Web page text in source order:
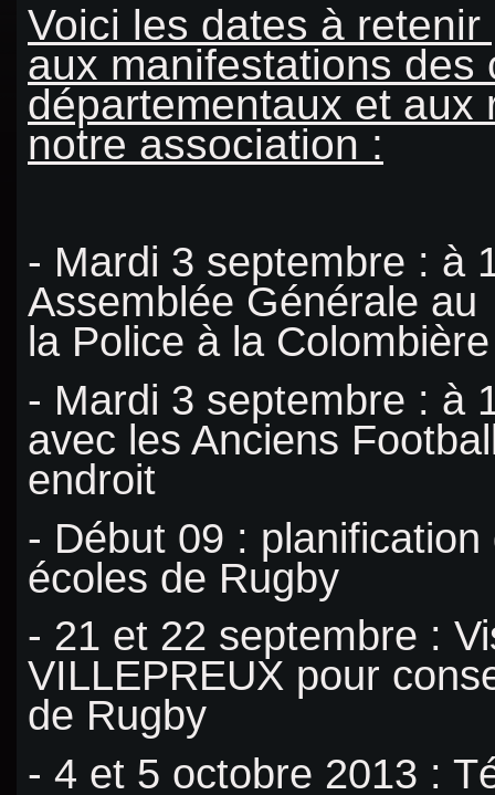
Voici les dates à
aux manifestations des
départementaux et aux
notre association :
- Mardi 3 septembre : à
Assemblée Générale
la Police à la Colombière
- Mardi 3 septembre : à
avec les Anciens
endroit
- Début 09 :
écoles de Rugby
- 21 et 22 septembre :
VILLEPREUX pour
de Rugby
- 4 et 5 octobre 2013 :